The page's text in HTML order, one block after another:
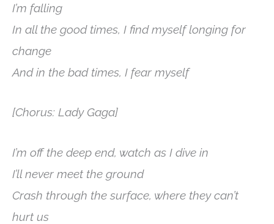
I’m falling
In all the good times, I find myself longing for
change
And in the bad times, I fear myself
[Chorus: Lady Gaga]
I’m off the deep end, watch as I dive in
I’ll never meet the ground
Crash through the surface, where they can’t
hurt us